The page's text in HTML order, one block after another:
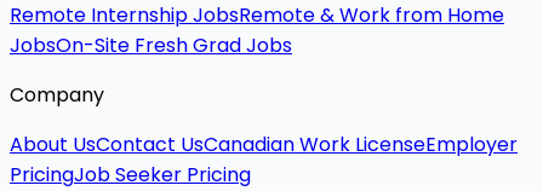
Remote Internship JobsRemote & Work from Home
JobsOn-Site Fresh Grad Jobs
Company
About UsContact UsCanadian Work LicenseEmployer
PricingJob Seeker Pricing